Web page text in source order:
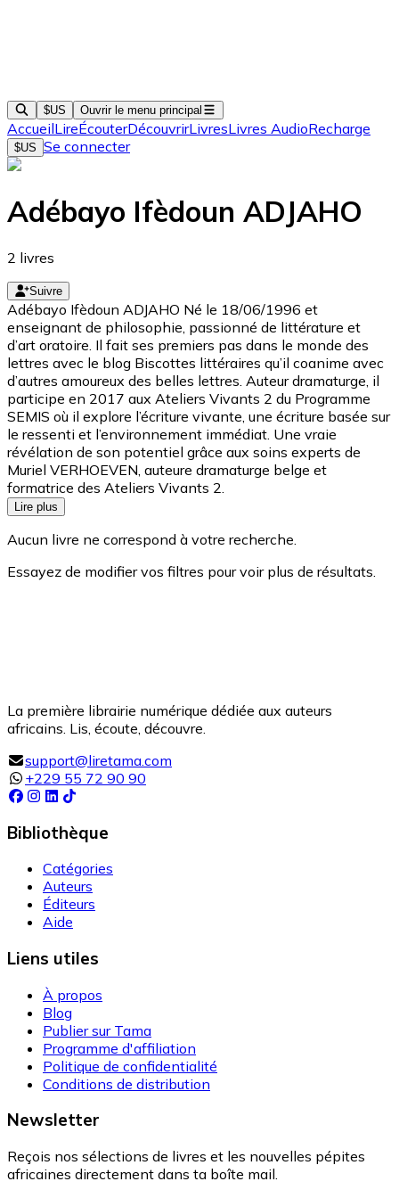
$US Ouvrir le menu principal
AccueilLireÉcouterDécouvrirLivresLivres AudioRecharge
$US Se connecter
Adébayo Ifèdoun ADJAHO
2 livres
Suivre
Adébayo Ifèdoun ADJAHO Né le 18/06/1996 et
enseignant de philosophie, passionné de littérature et
d’art oratoire. Il fait ses premiers pas dans le monde des
lettres avec le blog Biscottes littéraires qu’il coanime avec
d’autres amoureux des belles lettres. Auteur dramaturge, il
participe en 2017 aux Ateliers Vivants 2 du Programme
SEMIS où il explore l’écriture vivante, une écriture basée sur
le ressenti et l’environnement immédiat. Une vraie
révélation de son potentiel grâce aux soins experts de
Muriel VERHOEVEN, auteure dramaturge belge et
formatrice des Ateliers Vivants 2.
Lire plus
Aucun livre ne correspond à votre recherche.
Essayez de modifier vos filtres pour voir plus de résultats.
La première librairie numérique dédiée aux auteurs
africains. Lis, écoute, découvre.
support@liretama.com
+229 55 72 90 90
Bibliothèque
Catégories
Auteurs
Éditeurs
Aide
Liens utiles
À propos
Blog
Publier sur Tama
Programme d'affiliation
Politique de confidentialité
Conditions de distribution
Newsletter
Reçois nos sélections de livres et les nouvelles pépites
africaines directement dans ta boîte mail.